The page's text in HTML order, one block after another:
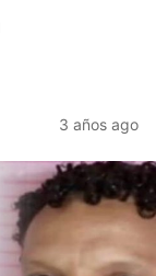
3 años ago